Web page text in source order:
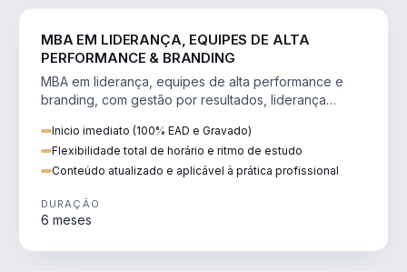
MBA EM LIDERANÇA, EQUIPES DE ALTA
PERFORMANCE & BRANDING
MBA em liderança, equipes de alta performance e
branding, com gestão por resultados, liderança
Inicio imediato (100% EAD e Gravado)
Flexibilidade total de horário e ritmo de estudo
Conteúdo atualizado e aplicável à prática profissional
DURAÇÃO
6 meses